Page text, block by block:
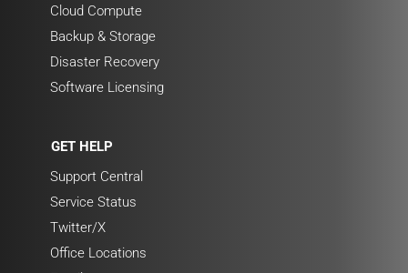
Cloud Compute
Backup & Storage
Disaster Recovery
Software Licensing
GET HELP
Support Central
Service Status
Twitter/X
Office Locations